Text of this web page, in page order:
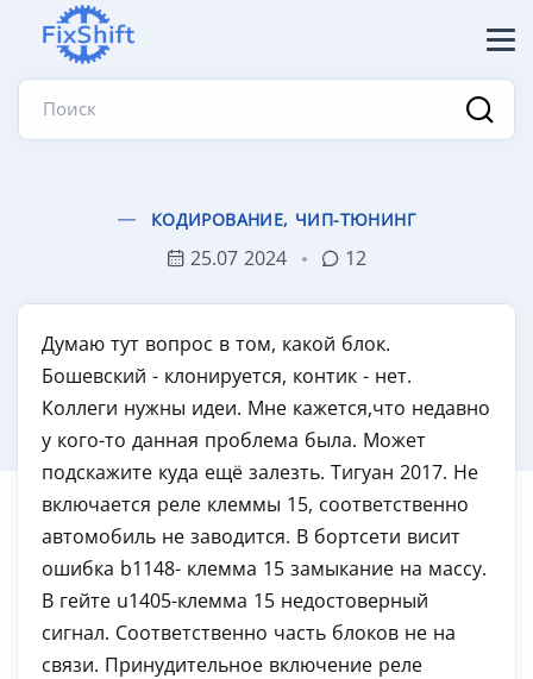
Поиск
КОДИРОВАНИЕ, ЧИП-ТЮНИНГ
25.07 2024 12
Думаю тут вопрос в том, какой блок.
Бошевский - клонируется, контик - нет.
Коллеги нужны идеи. Мне кажется,что недавно
у кого-то данная проблема была. Может
подскажите куда ещё залезть. Тигуан 2017. Не
включается реле клеммы 15, соответственно
автомобиль не заводится. В бортсети висит
ошибка b1148- клемма 15 замыкание на массу.
В гейте u1405-клемма 15 недостоверный
сигнал. Соответственно часть блоков не на
связи. Принудительное включение реле